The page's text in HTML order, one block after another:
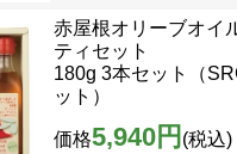
赤屋根オリーブオ
ティセット
180g 3本セット（
ット）
価格5,940円 (税込)